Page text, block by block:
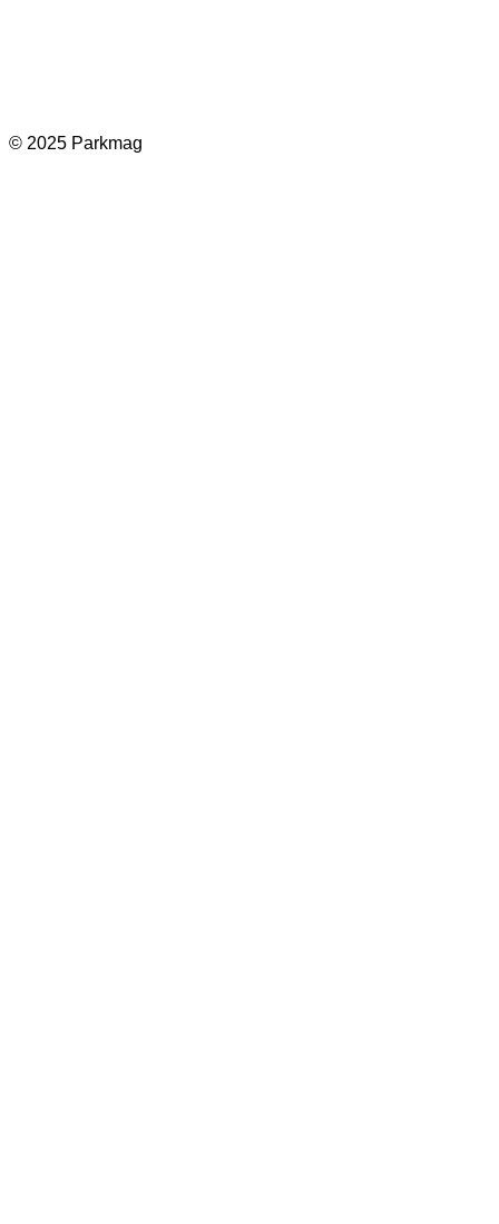
© 2025 Parkmag